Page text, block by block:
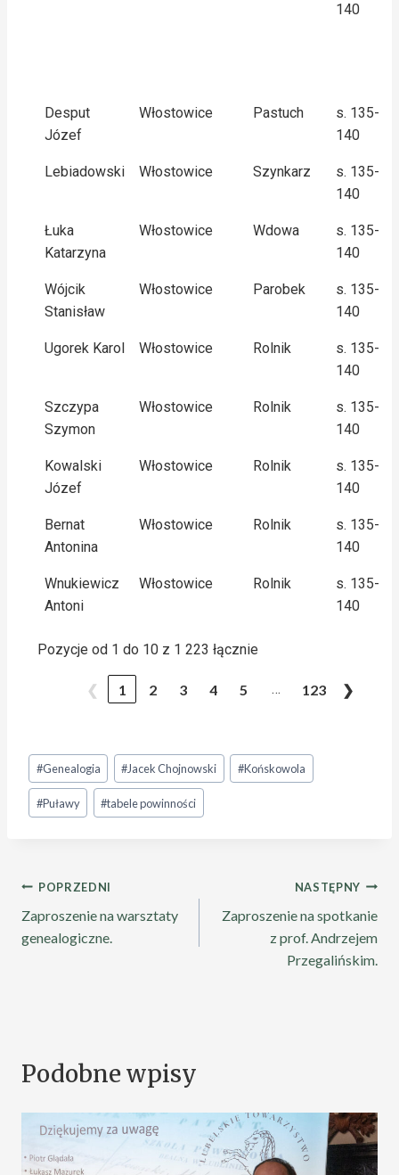
140
Desput
Józef
Włostowice Pastuch
s. 135-
140
Lebiadowski Włostowice Szynkarz
s. 135-
140
Łuka
Katarzyna
Włostowice Wdowa
s. 135-
140
Wójcik
Stanisław
Włostowice Parobek
s. 135-
140
Ugorek Karol Włostowice Rolnik
s. 135-
140
Szczypa
Szymon
Włostowice Rolnik
s. 135-
140
Kowalski
Józef
Włostowice Rolnik
s. 135-
140
Bernat
Antonina
Włostowice Rolnik
s. 135-
140
Wnukiewicz
Antoni
Włostowice Rolnik
s. 135-
140
Pozycje od 1 do 10 z 1 223 łącznie
❮ 1 2 3 4 5 … 123 ❯
#Genealogia #Jacek Chojnowski #Końskowola
#Puławy #tabele powinności
POPRZEDNI
Zaproszenie na warsztaty
genealogiczne.
NASTĘPNY
Zaproszenie na spotkanie
z prof. Andrzejem
Przegalińskim.
Podobne wpisy